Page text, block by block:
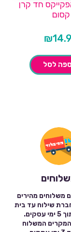
חד קרן
קסום
₪
לסל
משלוחים מהירים
שילוח עד בית
הלקוח תוך 5 ימי עסקים.
המשלוח